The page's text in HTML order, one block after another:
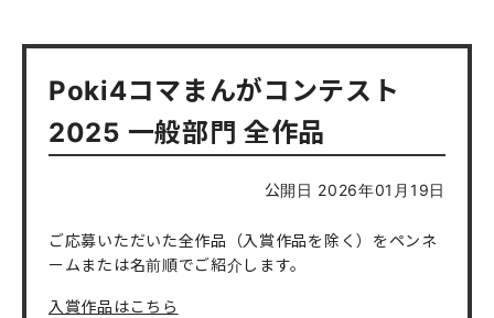
Poki4コマまんがコンテスト
2025 一般部門 全作品
公開日 2026年01月19日
ご応募いただいた全作品（入賞作品を除く）をペンネ
ームまたは名前順でご紹介します。
入賞作品はこちら